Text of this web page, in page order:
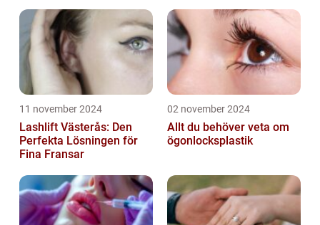
11 november 2024
Lashlift Västerås: Den
Perfekta Lösningen för
Fina Fransar
02 november 2024
Allt du behöver veta om
ögonlocksplastik